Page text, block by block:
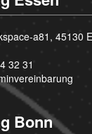
a81, 45130
32 31
Bonn